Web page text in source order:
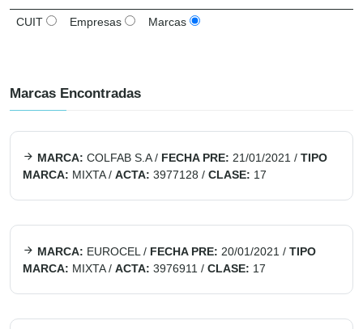
CUIT Empresas Marcas
Marcas Encontradas
MARCA: COLFAB S.A/ FECHA PRE: 21/01/2021 / TIPO
MARCA: MIXTA/ ACTA: 3977128 / CLASE: 17
MARCA: EUROCEL / FECHA PRE: 20/01/2021 / TIPO
MARCA: MIXTA/ ACTA: 3976911 / CLASE: 17